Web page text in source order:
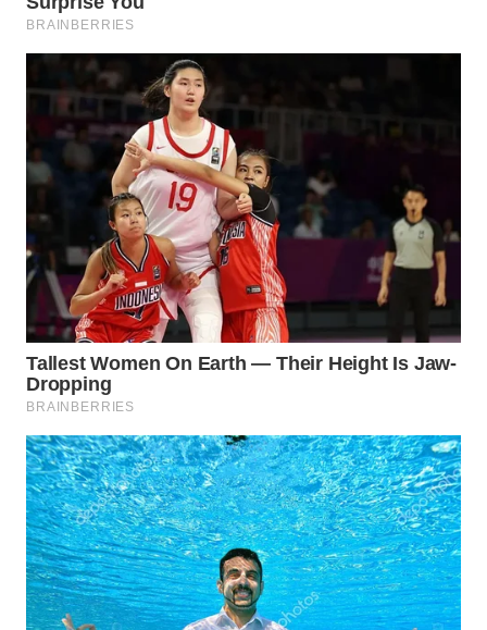
MANDALIKA
WN
LIKUPANG
WN
LABUANBAJO
BORNEO
Wahana
Media
Group
WAHANA
WAHANA
TANI
WAHANA
ADVOKAT